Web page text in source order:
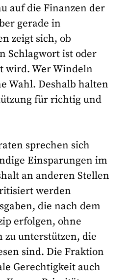
auf die Finanzen der
gerade in
zeigt sich, ob
Schlagwort ist oder
wird. Wer Windeln
Wahl. Deshalb halten
für richtig und
sprechen sich
Einsparungen im
an anderen Stellen
werden
die nach dem
erfolgen, ohne
zu unterstützen, die
sind. Die Fraktion
Gerechtigkeit auch